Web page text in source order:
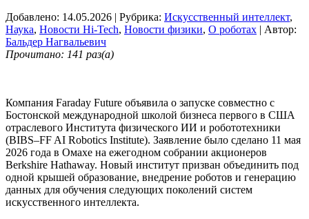
Добавлено: 14.05.2026 | Рубрика: Искусственный интеллект,
Наука, Новости Hi-Tech, Новости физики, О роботах | Автор:
Бальдер Нагвальевич
Прочитано: 141 раз(а)
Компания Faraday Future объявила о запуске совместно с
Бостонской международной школой бизнеса первого в США
отраслевого Института физического ИИ и робототехники
(BIBS–FF AI Robotics Institute). Заявление было сделано 11 мая
2026 года в Омахе на ежегодном собрании акционеров
Berkshire Hathaway. Новый институт призван объединить под
одной крышей образование, внедрение роботов и генерацию
данных для обучения следующих поколений систем
искусственного интеллекта.